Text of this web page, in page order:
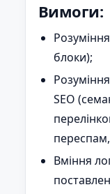
Вимоги:
блоки);
SEO
переспам,
Вміння